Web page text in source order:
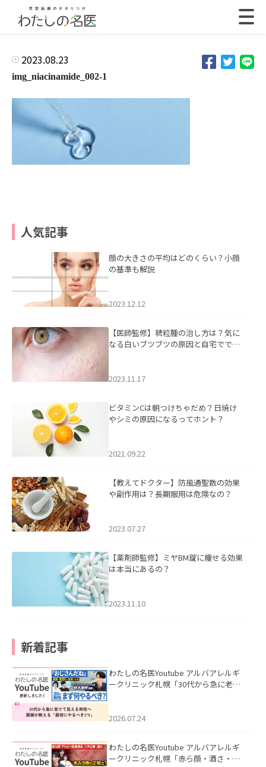
2023.08.23
img_niacinamide_002-1
人気記事
顔の大きさの平均はどのくらい？小顔
の基準も解説
2023.12.12
【医師監修】稗粒腫の治し方は？気に
なる白いブツブツの原因と自宅ででき
2023.11.17
ビタミンCは朝つけちゃだめ？日焼け
やシミの原因になるってホント？
2021.09.22
【教えてドクター】防風通聖散の効果
や副作用は？長期服用は危険なの？
2023.07.27
【薬剤師監修】ミヤBM錠に痩せる効果
は本当にあるの？
2023.11.10
新着記事
わたしの名医Youtube アルバアレルギ
ークリニック札幌「30代から急に老け
た。
2026.07.24
わたしの名医Youtube アルバアレルギ
ークリニック札幌「赤ら顔・酒さ・ニ